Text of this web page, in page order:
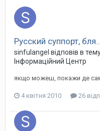
Русский суппорт,
sinfulangel відповів в
Інформаційний Центр
якщо можеш, покажи де
4 квітня 2010 26